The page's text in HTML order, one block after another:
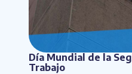
Día Mundial de la
Trabajo